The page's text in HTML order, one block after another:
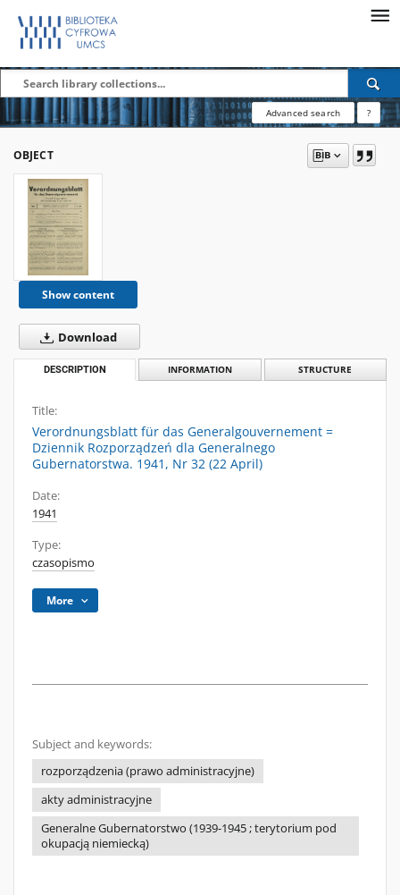
Advanced search ?
OBJECT
Show content
Download
DESCRIPTION INFORMATION STRUCTURE
Title:
Verordnungsblatt für das Generalgouvernement =
Dziennik Rozporządzeń dla Generalnego
Gubernatorstwa. 1941, Nr 32 (22 April)
Date:
1941
Type:
czasopismo
More
Subject and keywords:
rozporządzenia (prawo administracyjne)
akty administracyjne
Generalne Gubernatorstwo (1939-1945 ; terytorium pod
okupacją niemiecką)